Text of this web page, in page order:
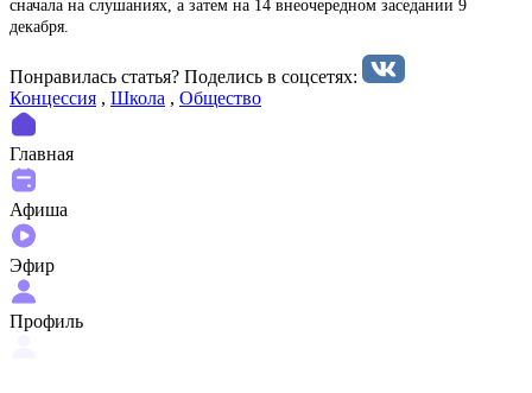
сначала на слушаниях, а затем на 14 внеочередном заседании 9
декабря.
Понравилась статья? Поделиcь в соцсетях:
Концессия , Школа , Общество
Главная
Афиша
Эфир
Профиль